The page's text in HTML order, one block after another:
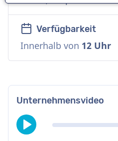
Verfügbarkeit
Innerhalb von 12 Uhr
Unternehmensvideo